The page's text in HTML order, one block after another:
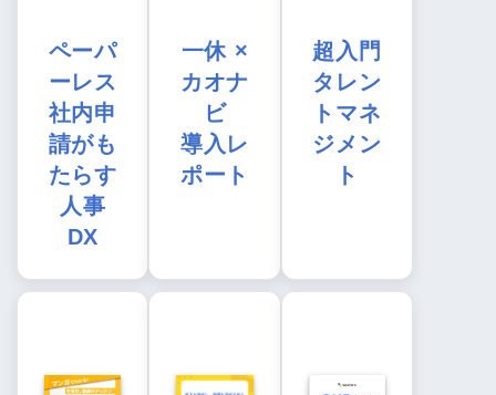
ペーパ
ーレス
社内申
請がも
たらす
人事
DX
一休 ×
カオナ
ビ
導入レ
ポート
超入門
タレン
トマネ
ジメン
ト